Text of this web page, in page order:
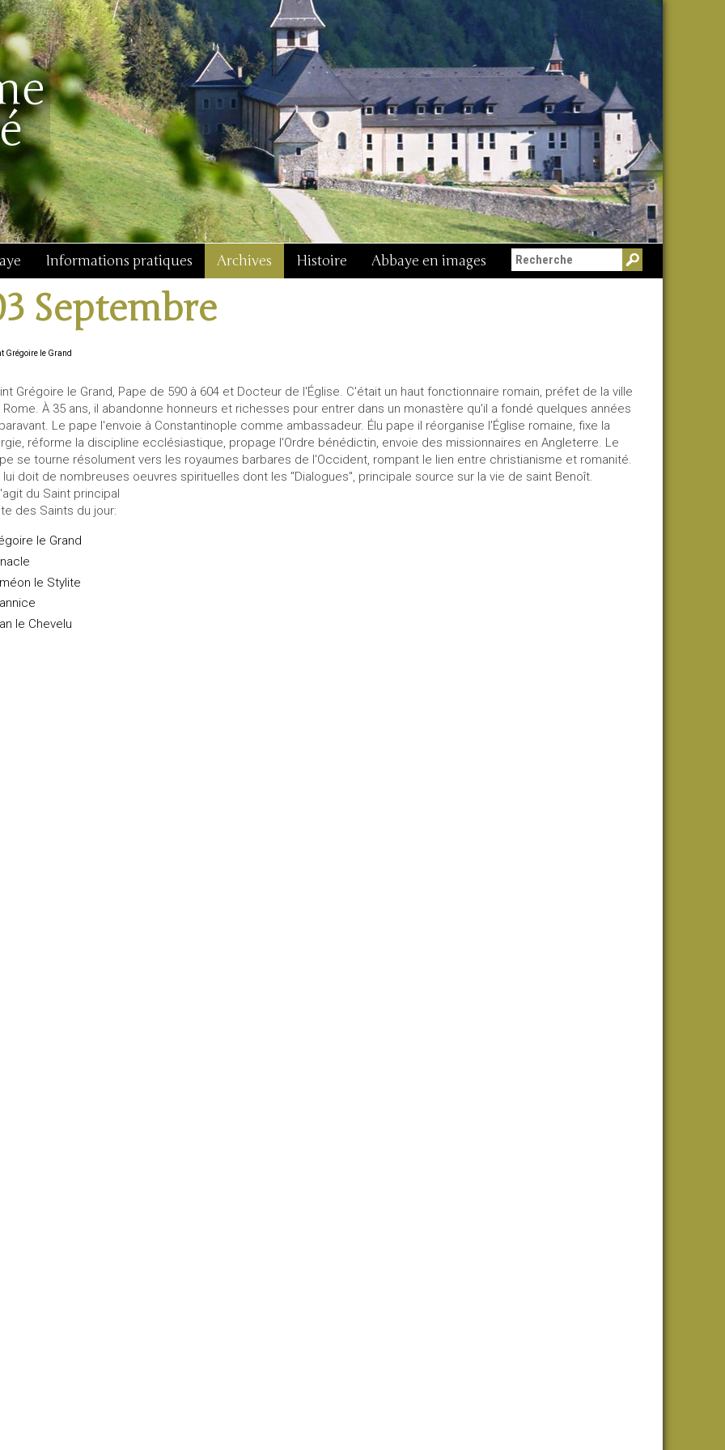
Informations pratiques Archives Histoire Abbaye en images
Septembre
Grégoire le Grand
Grégoire le Grand, Pape de 590 à 604 et Docteur de l'Église. C'était un haut fonctionnaire romain, préfet de la ville
Rome. À 35 ans, il abandonne honneurs et richesses pour entrer dans un monastère qu'il a fondé quelques années
Le pape l'envoie à Constantinople comme ambassadeur. Élu pape il réorganise l'Église romaine, fixe la
réforme la discipline ecclésiastique, propage l'Ordre bénédictin, envoie des missionnaires en Angleterre. Le
se tourne résolument vers les royaumes barbares de l'Occident, rompant le lien entre christianisme et romanité.
lui doit de nombreuses oeuvres spirituelles dont les "Dialogues", principale source sur la vie de saint Benoît.
du Saint principal
des Saints du jour:
le Grand
le Stylite
le Chevelu